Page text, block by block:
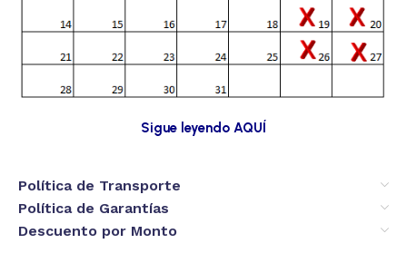
Sigue leyendo AQUÍ
Política de Transporte
Política de Garantías
Descuento por Monto